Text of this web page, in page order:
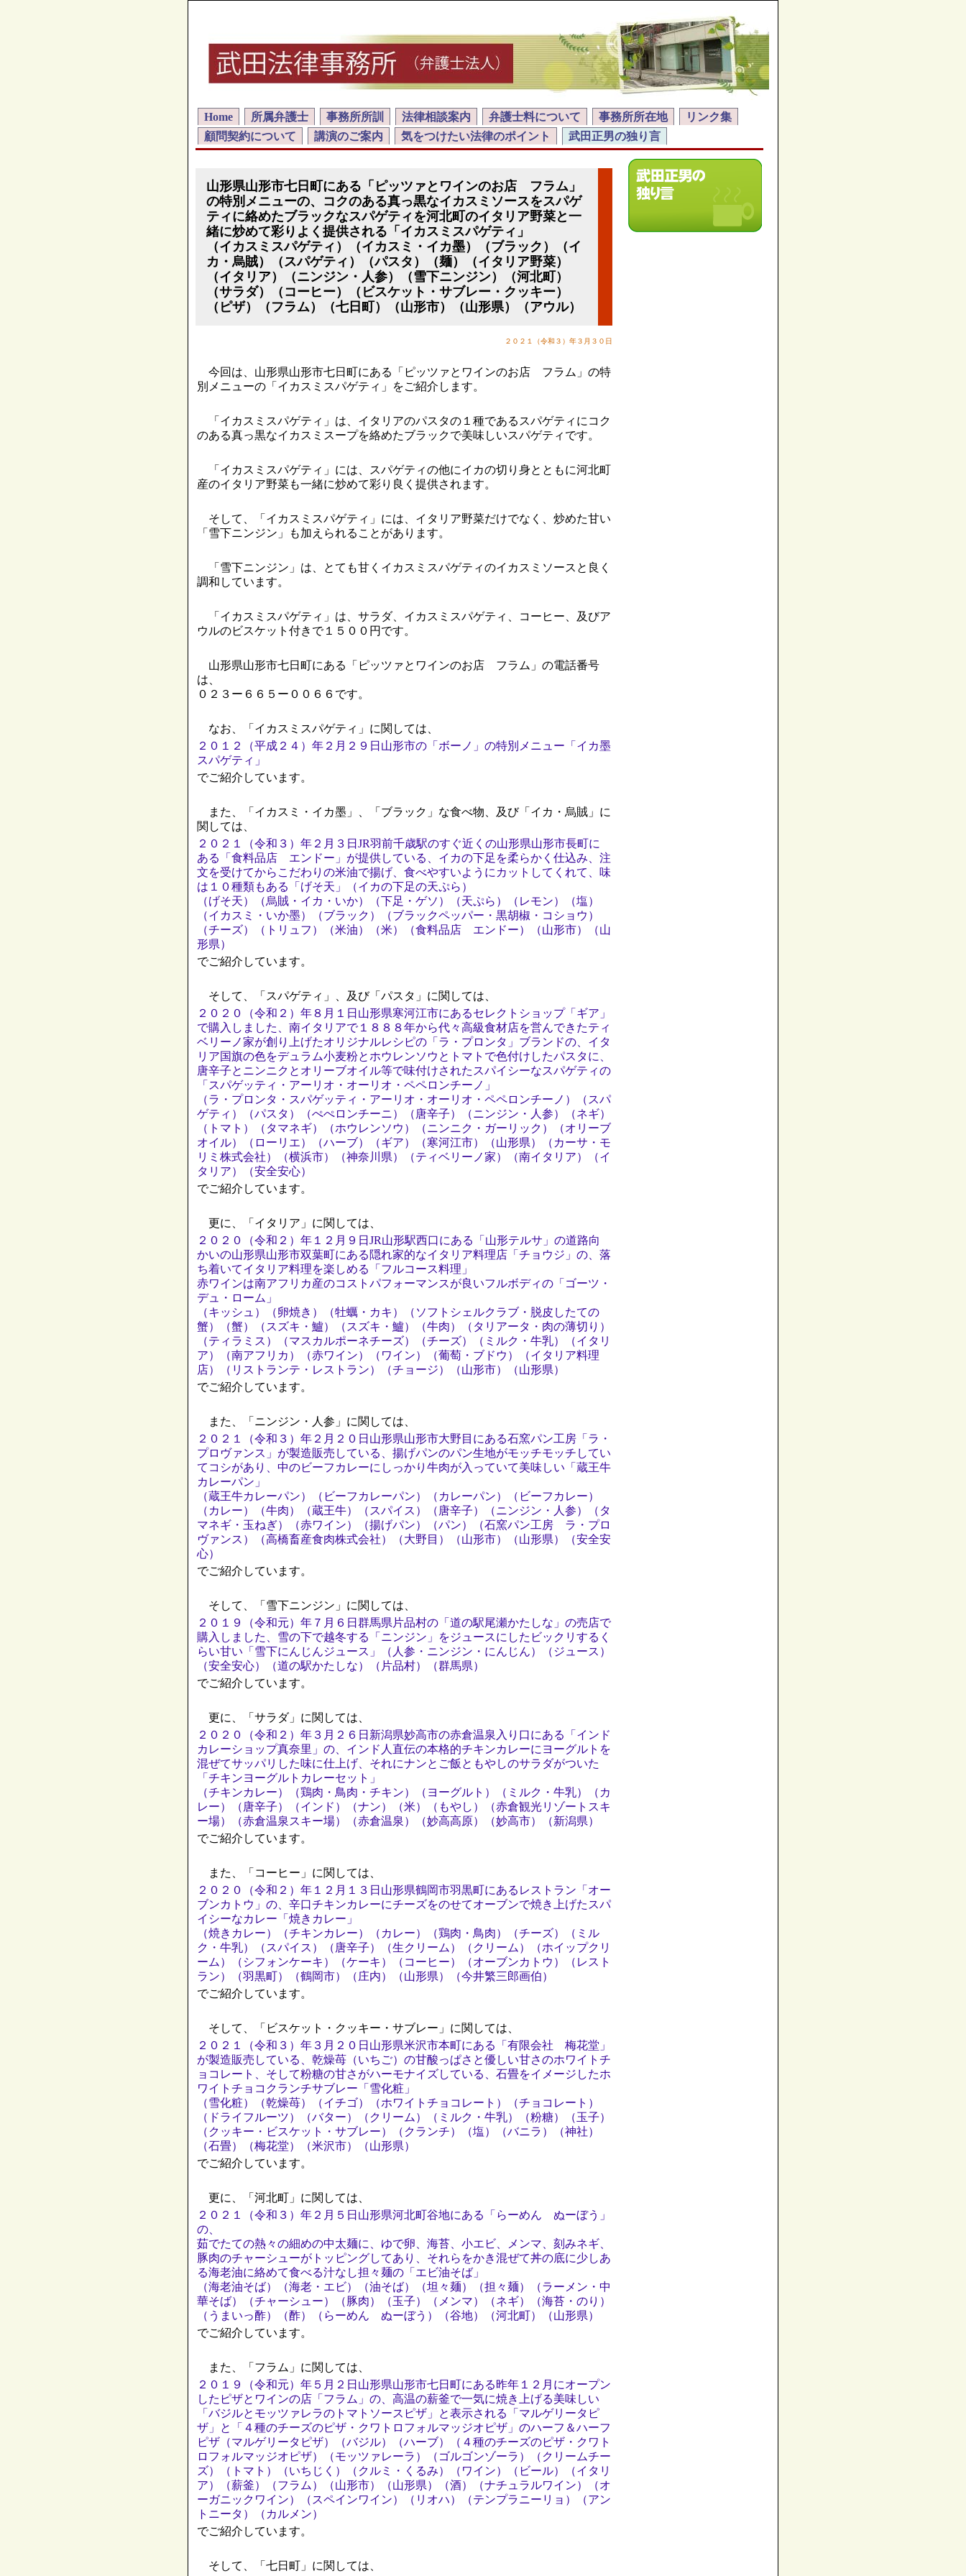
Home 所属弁護士 事務所所訓 法律相談案内 弁護士料について 事務所所在地
リンク集
顧問契約について
講演のご案内 気をつけたい法律のポイント 武田正男の独り言
山形県山形市七日町にある「ピッツァとワインのお店 フラム」
の特別メニューの、コクのある真っ黒なイカスミソースをスパゲ
ティに絡めたブラックなスパゲティを河北町のイタリア野菜と一
緒に炒めて彩りよく提供される「イカスミスパゲティ」
（イカスミスパゲティ）（イカスミ・イカ墨）（ブラック）（イ
カ・烏賊）（スパゲティ）（パスタ）（麺）（イタリア野菜）
（イタリア）（ニンジン・人参）（雪下ニンジン）（河北町）
（サラダ）（コーヒー）（ビスケット・サブレー・クッキー）
（ピザ）（フラム）（七日町）（山形市）（山形県）（アウル）
２０２１（令和３）年３月３０日
今回は、山形県山形市七日町にある「ピッツァとワインのお店 フラム」の特
別メニューの「イカスミスパゲティ」をご紹介します。
「イカスミスパゲティ」は、イタリアのパスタの１種であるスパゲティにコク
のある真っ黒なイカスミスープを絡めたブラックで美味しいスパゲティです。
「イカスミスパゲティ」には、スパゲティの他にイカの切り身とともに河北町
産のイタリア野菜も一緒に炒めて彩り良く提供されます。
そして、「イカスミスパゲティ」には、イタリア野菜だけでなく、炒めた甘い
「雪下ニンジン」も加えられることがあります。
「雪下ニンジン」は、とても甘くイカスミスパゲティのイカスミソースと良く
調和しています。
「イカスミスパゲティ」は、サラダ、イカスミスパゲティ、コーヒー、及びア
ウルのビスケット付きで１５００円です。
山形県山形市七日町にある「ピッツァとワインのお店 フラム」の電話番号
は、
０２３ー６６５ー００６６です。
なお、「イカスミスパゲティ」に関しては、
２０１２（平成２４）年２月２９日山形市の「ボーノ」の特別メニュー「イカ墨
スパゲティ」
でご紹介しています。
また、「イカスミ・イカ墨」、「ブラック」な食べ物、及び「イカ・烏賊」に
関しては、
２０２１（令和３）年２月３日JR羽前千歳駅のすぐ近くの山形県山形市長町に
ある「食料品店 エンドー」が提供している、イカの下足を柔らかく仕込み、注
文を受けてからこだわりの米油で揚げ、食べやすいようにカットしてくれて、味
は１０種類もある「げそ天」（イカの下足の天ぷら）
（げそ天）（烏賊・イカ・いか）（下足・ゲソ）（天ぷら）（レモン）（塩）
（イカスミ・いか墨）（ブラック）（ブラックペッパー・黒胡椒・コショウ）
（チーズ）（トリュフ）（米油）（米）（食料品店 エンドー）（山形市）（山
形県）
でご紹介しています。
そして、「スパゲティ」、及び「パスタ」に関しては、
２０２０（令和２）年８月１日山形県寒河江市にあるセレクトショップ「ギア」
で購入しました、南イタリアで１８８８年から代々高級食材店を営んできたティ
ベリーノ家が創り上げたオリジナルレシピの「ラ・プロンタ」ブランドの、イタ
リア国旗の色をデュラム小麦粉とホウレンソウとトマトで色付けしたパスタに、
唐辛子とニンニクとオリーブオイル等で味付けされたスパイシーなスパゲティの
「スパゲッティ・アーリオ・オーリオ・ペペロンチーノ」
（ラ・プロンタ・スパゲッティ・アーリオ・オーリオ・ペペロンチーノ）（スパ
ゲティ）（パスタ）（ぺぺロンチーニ）（唐辛子）（ニンジン・人参）（ネギ）
（トマト）（タマネギ）（ホウレンソウ）（ニンニク・ガーリック）（オリーブ
オイル）（ローリエ）（ハーブ）（ギア）（寒河江市）（山形県）（カーサ・モ
リミ株式会社）（横浜市）（神奈川県）（ティベリーノ家）（南イタリア）（イ
タリア）（安全安心）
でご紹介しています。
更に、「イタリア」に関しては、
２０２０（令和２）年１２月９日JR山形駅西口にある「山形テルサ」の道路向
かいの山形県山形市双葉町にある隠れ家的なイタリア料理店「チョウジ」の、落
ち着いてイタリア料理を楽しめる「フルコース料理」
赤ワインは南アフリカ産のコストパフォーマンスが良いフルボディの「ゴーツ・
デュ・ローム」
（キッシュ）（卵焼き）（牡蠣・カキ）（ソフトシェルクラブ・脱皮したての
蟹）（蟹）（スズキ・鱸）（スズキ・鱸）（牛肉）（タリアータ・肉の薄切り）
（ティラミス）（マスカルポーネチーズ）（チーズ）（ミルク・牛乳）（イタリ
ア）（南アフリカ）（赤ワイン）（ワイン）（葡萄・ブドウ）（イタリア料理
店）（リストランテ・レストラン）（チョージ）（山形市）（山形県）
でご紹介しています。
また、「ニンジン・人参」に関しては、
２０２１（令和３）年２月２０日山形県山形市大野目にある石窯パン工房「ラ・
プロヴァンス」が製造販売している、揚げパンのパン生地がモッチモッチしてい
てコシがあり、中のビーフカレーにしっかり牛肉が入っていて美味しい「蔵王牛
カレーパン」
（蔵王牛カレーパン）（ビーフカレーパン）（カレーパン）（ビーフカレー）
（カレー）（牛肉）（蔵王牛）（スパイス）（唐辛子）（ニンジン・人参）（タ
マネギ・玉ねぎ）（赤ワイン）（揚げパン）（パン）（石窯パン工房 ラ・プロ
ヴァンス）（高橋畜産食肉株式会社）（大野目）（山形市）（山形県）（安全安
心）
でご紹介しています。
そして、「雪下ニンジン」に関しては、
２０１９（令和元）年７月６日群馬県片品村の「道の駅尾瀬かたしな」の売店で
購入しました、雪の下で越冬する「ニンジン」をジュースにしたビックリするく
らい甘い「雪下にんじんジュース」（人参・ニンジン・にんじん）（ジュース）
（安全安心）（道の駅かたしな）（片品村）（群馬県）
でご紹介しています。
更に、「サラダ」に関しては、
２０２０（令和２）年３月２６日新潟県妙高市の赤倉温泉入り口にある「インド
カレーショップ真奈里」の、インド人直伝の本格的チキンカレーにヨーグルトを
混ぜてサッパリした味に仕上げ、それにナンとご飯ともやしのサラダがついた
「チキンヨーグルトカレーセット」
（チキンカレー）（鶏肉・鳥肉・チキン）（ヨーグルト）（ミルク・牛乳）（カ
レー）（唐辛子）（インド）（ナン）（米）（もやし）（赤倉観光リゾートスキ
ー場）（赤倉温泉スキー場）（赤倉温泉）（妙高高原）（妙高市）（新潟県）
でご紹介しています。
また、「コーヒー」に関しては、
２０２０（令和２）年１２月１３日山形県鶴岡市羽黒町にあるレストラン「オー
ブンカトウ」の、辛口チキンカレーにチーズをのせてオーブンで焼き上げたスパ
イシーなカレー「焼きカレー」
（焼きカレー）（チキンカレー）（カレー）（鶏肉・鳥肉）（チーズ）（ミル
ク・牛乳）（スパイス）（唐辛子）（生クリーム）（クリーム）（ホイップクリ
ーム）（シフォンケーキ）（ケーキ）（コーヒー）（オーブンカトウ）（レスト
ラン）（羽黒町）（鶴岡市）（庄内）（山形県）（今井繁三郎画伯）
でご紹介しています。
そして、「ビスケット・クッキー・サブレー」に関しては、
２０２１（令和３）年３月２０日山形県米沢市本町にある「有限会社 梅花堂」
が製造販売している、乾燥苺（いちご）の甘酸っぱさと優しい甘さのホワイトチ
ョコレート、そして粉糖の甘さがハーモナイズしている、石畳をイメージしたホ
ワイトチョコクランチサブレー「雪化粧」
（雪化粧）（乾燥苺）（イチゴ）（ホワイトチョコレート）（チョコレート）
（ドライフルーツ）（バター）（クリーム）（ミルク・牛乳）（粉糖）（玉子）
（クッキー・ビスケット・サブレー）（クランチ）（塩）（バニラ）（神社）
（石畳）（梅花堂）（米沢市）（山形県）
でご紹介しています。
更に、「河北町」に関しては、
２０２１（令和３）年２月５日山形県河北町谷地にある「らーめん ぬーぼう」
の、
茹でたての熱々の細めの中太麺に、ゆで卵、海苔、小エビ、メンマ、刻みネギ、
豚肉のチャーシューがトッピングしてあり、それらをかき混ぜて丼の底に少しあ
る海老油に絡めて食べる汁なし担々麺の「エビ油そば」
（海老油そば）（海老・エビ）（油そば）（坦々麺）（担々麺）（ラーメン・中
華そば）（チャーシュー）（豚肉）（玉子）（メンマ）（ネギ）（海苔・のり）
（うまいっ酢）（酢）（らーめん ぬーぼう）（谷地）（河北町）（山形県）
でご紹介しています。
また、「フラム」に関しては、
２０１９（令和元）年５月２日山形県山形市七日町にある昨年１２月にオープン
したピザとワインの店「フラム」の、高温の薪釜で一気に焼き上げる美味しい
「バジルとモッツァレラのトマトソースピザ」と表示される「マルゲリータピ
ザ」と「４種のチーズのピザ・クワトロフォルマッジオピザ」のハーフ＆ハーフ
ピザ（マルゲリータピザ）（バジル）（ハーブ）（４種のチーズのピザ・クワト
ロフォルマッジオピザ）（モッツァレーラ）（ゴルゴンゾーラ）（クリームチー
ズ）（トマト）（いちじく）（クルミ・くるみ）（ワイン）（ビール）（イタリ
ア）（薪釜）（フラム）（山形市）（山形県）（酒）（ナチュラルワイン）（オ
ーガニックワイン）（スペインワイン）（リオハ）（テンプラニーリョ）（アン
トニータ）（カルメン）
でご紹介しています。
そして、「七日町」に関しては、